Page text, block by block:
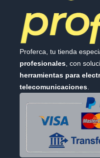
Proferca, tu tienda
profesionales , con
herramientas para
telecomunicaciones